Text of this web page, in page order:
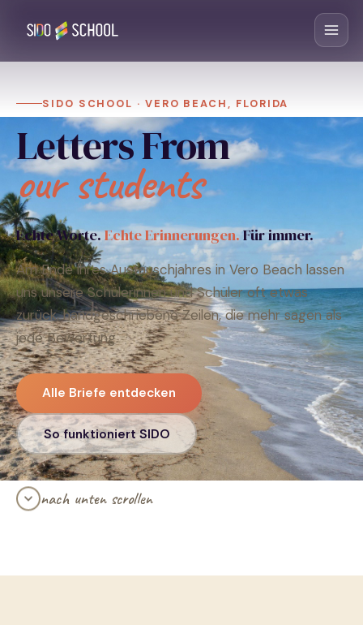
SIDO SCHOOL · VERO BEACH, FLORIDA
Letters From
our students
Echte Worte.Echte Erinnerungen.Für immer.
Am Ende ihres Austauschjahres in Vero Beach lassen
uns unsere Schülerinnen und Schüler oft etwas
zurück, handgeschriebene Zeilen, die mehr sagen als
jede Bewertung.
Alle Briefe entdecken
So funktioniert SIDO
nach unten scrollen